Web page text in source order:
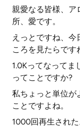
親愛なる皆様、ア
所、愛です。
えっとですね、今
ころを見たらです
1.0Kってなって
ってことですか?
私ちょっと単位が
ことですよね。
1000回再生され